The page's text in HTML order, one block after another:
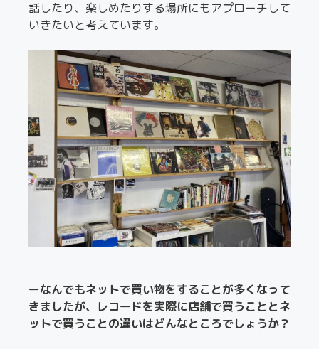
話したり、楽しめたりする場所にもアプローチして
いきたいと考えています。
ーなんでもネットで買い物をすることが多くなって
きましたが、レコードを実際に店舗で買うこととネ
ットで買うことの違いはどんなところでしょうか？